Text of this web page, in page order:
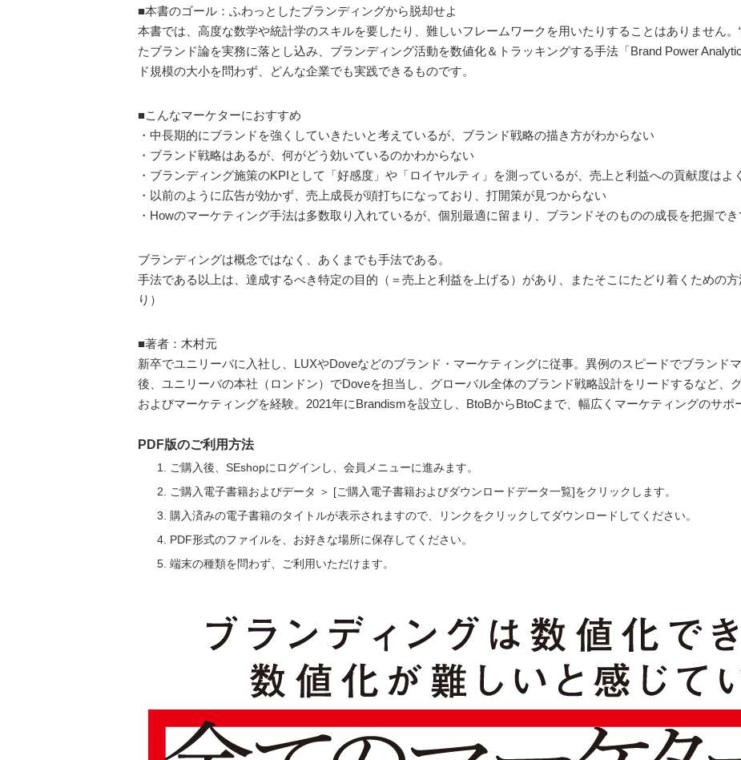
■本書のゴール：ふわっとしたブランディングから脱却せよ
本書では、高度な数学や統計学のスキルを要したり、難しいフレームワークを用いたりすることはありません。
たブランド論を実務に落とし込み、ブランディング活動を数値化＆トラッキングする手法「Brand Power
ド規模の大小を問わず、どんな企業でも実践できるものです。
■こんなマーケターにおすすめ
・中長期的にブランドを強くしていきたいと考えているが、ブランド戦略の描き方がわからない
・ブランド戦略はあるが、何がどう効いているのかわからない
・ブランディング施策のKPIとして「好感度」や「ロイヤルティ」を測っているが、売上と利益への貢献度はよ
・以前のように広告が効かず、売上成長が頭打ちになっており、打開策が見つからない
・Howのマーケティング手法は多数取り入れているが、個別最適に留まり、ブランドそのものの成長を把握で
ブランディングは概念ではなく、あくまでも手法である。
手法である以上は、達成するべき特定の目的（＝売上と利益を上げる）があり、またそこにたどり着くための
り）
■著者：木村元
新卒でユニリーバに入社し、LUXやDoveなどのブランド・マーケティングに従事。異例のスピードでブランド
後、ユニリーバの本社（ロンドン）でDoveを担当し、グローバル全体のブランド戦略設計をリードするなど、
およびマーケティングを経験。2021年にBrandismを設立し、BtoBからBtoCまで、幅広くマーケティングのサポ
PDF版のご利用方法
ご購入後、SEshopにログインし、会員メニューに進みます。
ご購入電子書籍およびデータ ＞ [ご購入電子書籍およびダウンロードデータ一覧]をクリックします。
購入済みの電子書籍のタイトルが表示されますので、リンクをクリックしてダウンロードしてください。
PDF形式のファイルを、お好きな場所に保存してください。
端末の種類を問わず、ご利用いただけます。